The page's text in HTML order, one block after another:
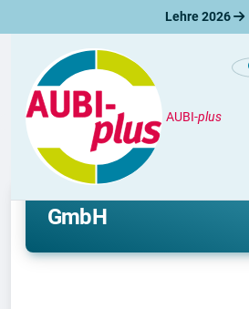
Lehre 2026
AUBI-plus
Unternehmen
Lehre bei Hubert
GmbH